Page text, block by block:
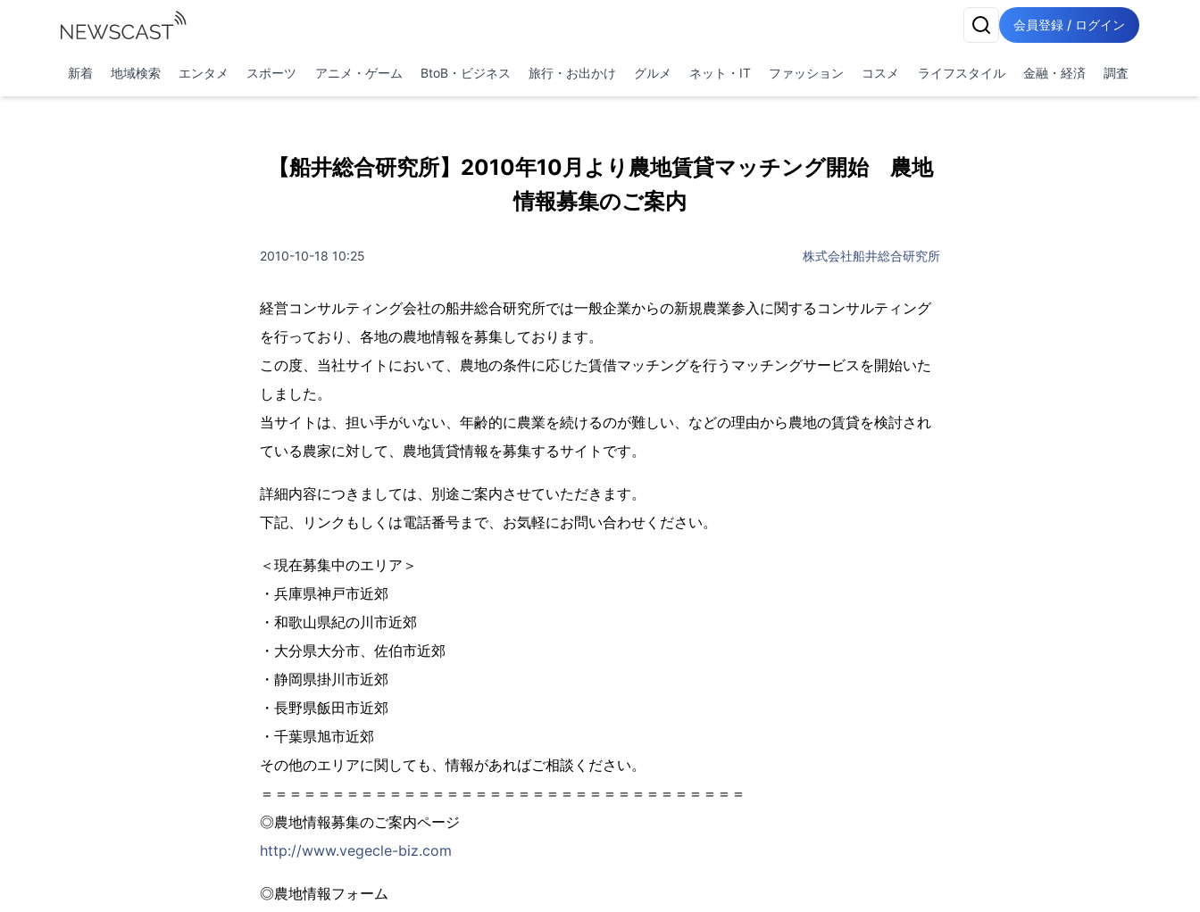
会員登録 / ログイン
新着 地域検索 エンタメ スポーツ アニメ・ゲーム BtoB・ビジネス 旅行・お出かけ グルメ ネット・IT ファッション コスメ ライフスタイル 金融・経済 調査
【船井総合研究所】2010年10月より農地賃貸マッチング開始 農地
情報募集のご案内
2010-10-18 10:25 株式会社船井総合研究所
経営コンサルティング会社の船井総合研究所では一般企業からの新規農業参入に関するコンサルティング
を行っており、各地の農地情報を募集しております。
この度、当社サイトにおいて、農地の条件に応じた賃借マッチングを行うマッチングサービスを開始いた
しました。
当サイトは、担い手がいない、年齢的に農業を続けるのが難しい、などの理由から農地の賃貸を検討され
ている農家に対して、農地賃貸情報を募集するサイトです。
詳細内容につきましては、別途ご案内させていただきます。
下記、リンクもしくは電話番号まで、お気軽にお問い合わせください。
＜現在募集中のエリア＞
・兵庫県神戸市近郊
・和歌山県紀の川市近郊
・大分県大分市、佐伯市近郊
・静岡県掛川市近郊
・長野県飯田市近郊
・千葉県旭市近郊
その他のエリアに関しても、情報があればご相談ください。
＝＝＝＝＝＝＝＝＝＝＝＝＝＝＝＝＝＝＝＝＝＝＝＝＝＝＝＝＝＝＝＝＝＝
◎農地情報募集のご案内ページ
http://www.vegecle-biz.com
◎農地情報フォーム